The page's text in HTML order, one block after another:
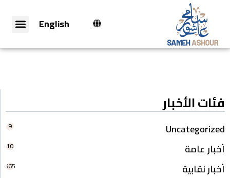
English
فئات الأخبار
Uncategorized
9
أخبار عامة 10
أخبار نقابية 665